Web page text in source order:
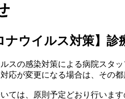
ナウイルス対策】
スの感染対策による病院スタ
応が変更になる場合は、その都
ては、原則予定どおり行いま